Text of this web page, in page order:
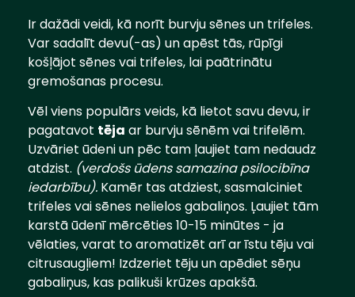
Ir dažādi veidi, kā norīt burvju sēnes un trifeles.
Var sadalīt devu(-as) un apēst tās, rūpīgi
košļājot sēnes vai trifeles, lai paātrinātu
gremošanas procesu.
Vēl viens populārs veids, kā lietot savu devu, ir
pagatavot tēja ar burvju sēnēm vai trifelēm.
Uzvāriet ūdeni un pēc tam ļaujiet tam nedaudz
atdzist. (verdošs ūdens samazina psilocibīna
iedarbību). Kamēr tas atdziest, sasmalciniet
trifeles vai sēnes nelielos gabaliņos. Ļaujiet tām
karstā ūdenī mērcēties 10-15 minūtes - ja
vēlaties, varat to aromatizēt arī ar īstu tēju vai
citrusaugļiem! Izdzeriet tēju un apēdiet sēņu
gabaliņus, kas palikuši krūzes apakšā.